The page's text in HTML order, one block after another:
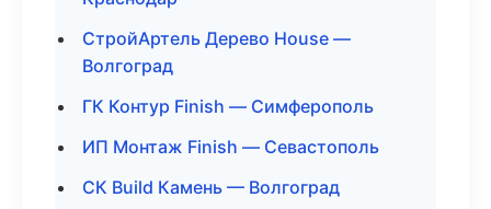
СтройАртель Дерево House —
Волгоград
ГК Контур Finish — Симферополь
ИП Монтаж Finish — Севастополь
СК Build Камень — Волгоград